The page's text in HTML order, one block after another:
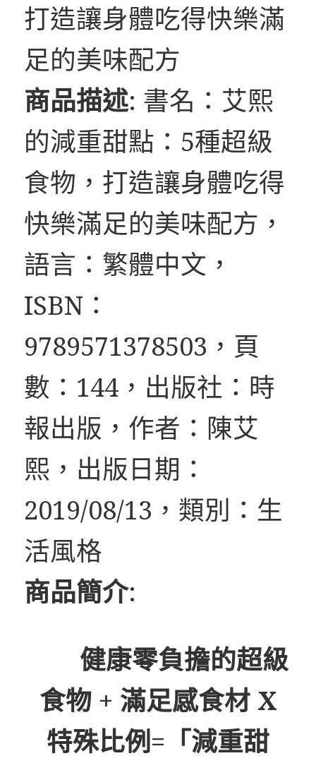
打造讓身體吃得快樂滿
足的美味配方
商品描述: 書名：艾熙
的減重甜點：5種超級
食物，打造讓身體吃得
快樂滿足的美味配方，
語言：繁體中文，
ISBN：
9789571378503，頁
數：144，出版社：時
報出版，作者：陳艾
熙，出版日期：
2019/08/13，類別：生
活風格
商品簡介:
健康零負擔的超級
食物 + 滿足感食材 X
特殊比例=「減重甜